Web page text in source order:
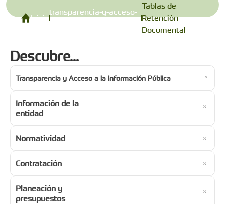
Inicio
transparencia-y-acceso-
a-la-informacion-publica
Tablas de
Retención
Documental
Descubre...
Transparencia y Acceso a la Información Pública
Información de la
entidad
Normatividad
Contratación
Planeación y
presupuestos